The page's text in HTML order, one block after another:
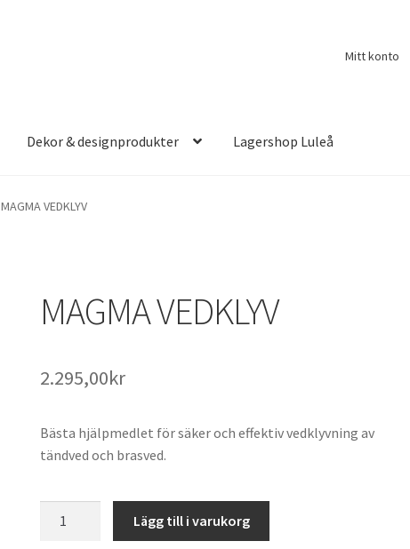
Mitt konto
Dekor & designprodukter Lagershop Luleå
MAGMA VEDKLYV
MAGMA VEDKLYV
2.295,00kr
Bästa hjälpmedlet för säker och effektiv vedklyvning av
tändved och brasved.
Lägg till i varukorg